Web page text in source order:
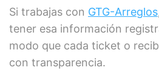
Si trabajas con GTG-Arreglos
tener esa información
modo que cada ticket o
con transparencia.